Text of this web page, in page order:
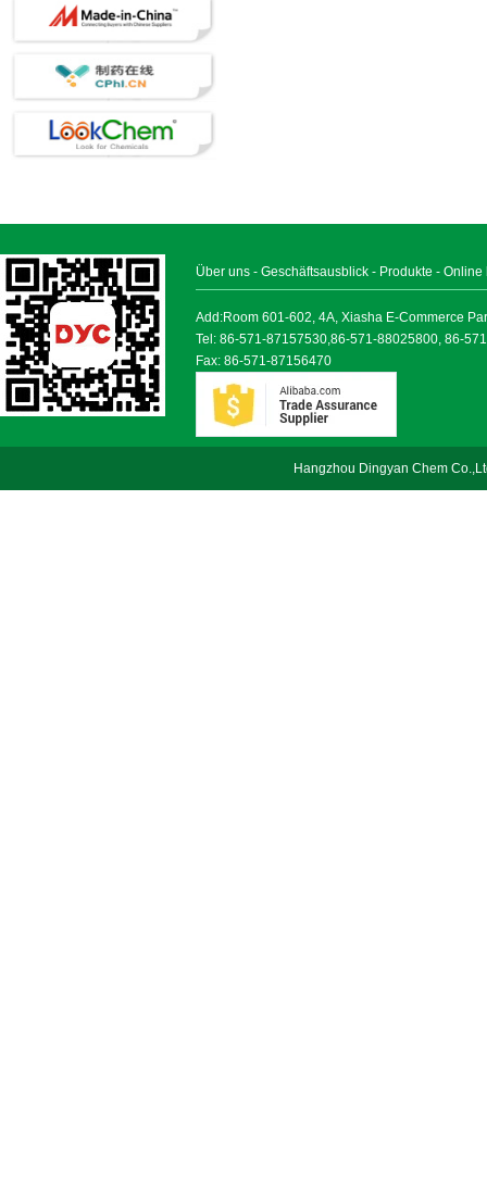
Über uns - Geschäftsausblick - Produkte - Online
Add:Room 601-602, 4A, Xiasha E-Commerce
Tel: 86-571-87157530,86-571-88025800, 86-
Fax: 86-571-87156470
Hangzhou Dingyan Chem